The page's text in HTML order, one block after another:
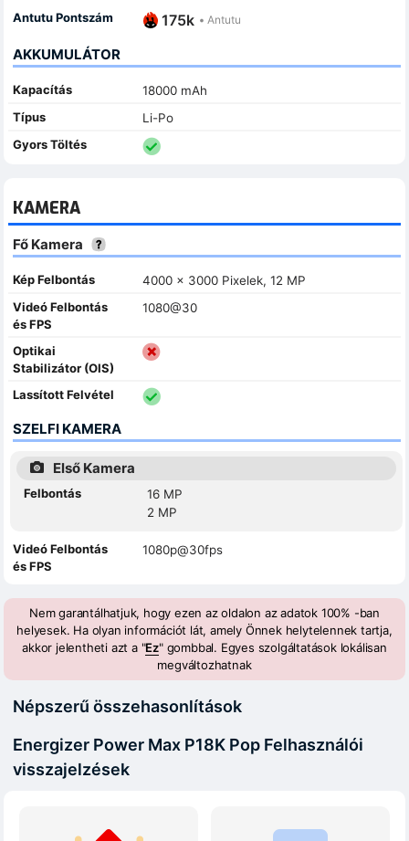
Antutu Pontszám 175k • Antutu
AKKUMULÁTOR
Kapacítás
18000 mAh
Típus
Li-Po
Gyors Töltés
KAMERA
Fő Kamera
Kép Felbontás
4000 x 3000 Pixelek, 12 MP
Videó Felbontás
és FPS
1080@30
Optikai
Stabilizátor (OIS)
Lassított Felvétel
SZELFI KAMERA
Első Kamera
Felbontás
16 MP
2 MP
Videó Felbontás
és FPS
1080p@30fps
Nem garantálhatjuk, hogy ezen az oldalon az adatok 100% -ban
helyesek. Ha olyan információt lát, amely Önnek helytelennek tartja,
akkor jelentheti azt a "Ez" gombbal. Egyes szolgáltatások lokálisan
megváltozhatnak
Népszerű összehasonlítások
Energizer Power Max P18K Pop Felhasználói
visszajelzések